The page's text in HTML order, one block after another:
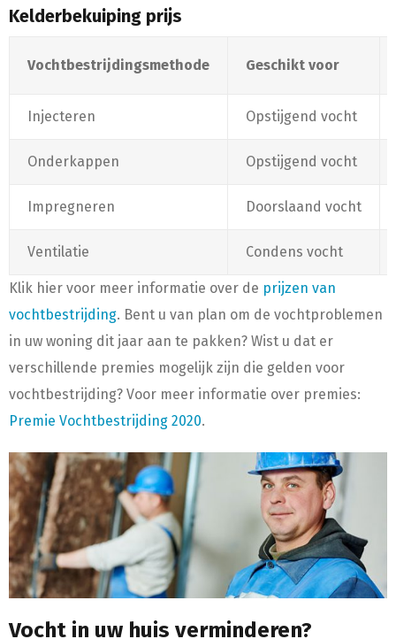
Kelderbekuiping prijs
Vochtbestrijdingsmethode Geschikt voor
Injecteren Opstijgend vocht
Onderkappen Opstijgend vocht
Impregneren Doorslaand vocht
Ventilatie Condens vocht
Klik hier voor meer informatie over de prijzen van
vochtbestrijding. Bent u van plan om de vochtproblemen
in uw woning dit jaar aan te pakken? Wist u dat er
verschillende premies mogelijk zijn die gelden voor
vochtbestrijding? Voor meer informatie over premies:
Premie Vochtbestrijding 2020.
Vocht in uw huis verminderen?